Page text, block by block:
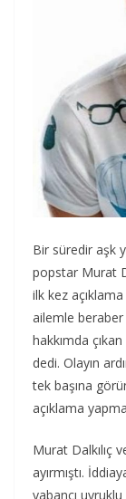
Bir süredir aşk
popstar Murat
ilk kez
ailemle
hakkımda
dedi. Olayın
tek başına
açıklama
Murat Dalkılıç
ayırmıştı.
yabancı